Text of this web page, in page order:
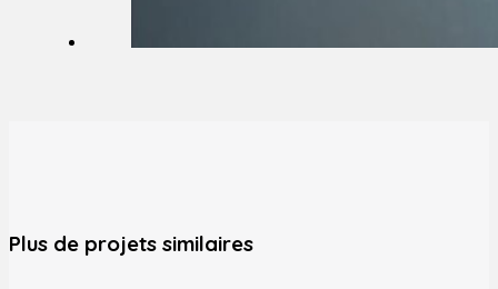
Plus de projets similaires